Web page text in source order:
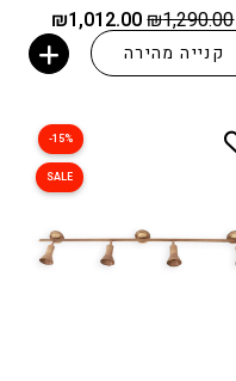
₪1,290.00 המחיר
המקורי
היה:
₪1,290.00.
₪1,012.00 המחיר
הנוכחי
הוא: קנייה מהירה
15%-
SALE